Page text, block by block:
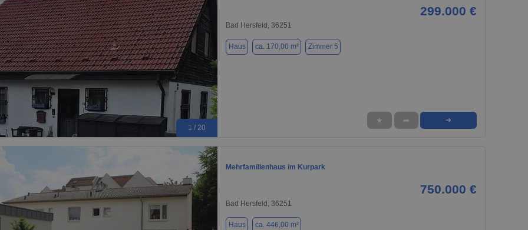
1 / 20
299.000 €
Bad Hersfeld, 36251
Haus ca. 170,00 m² Zimmer 5
★ ➦ ➜
Mehrfamilienhaus im Kurpark
750.000 €
Bad Hersfeld, 36251
Haus ca. 446,00 m²